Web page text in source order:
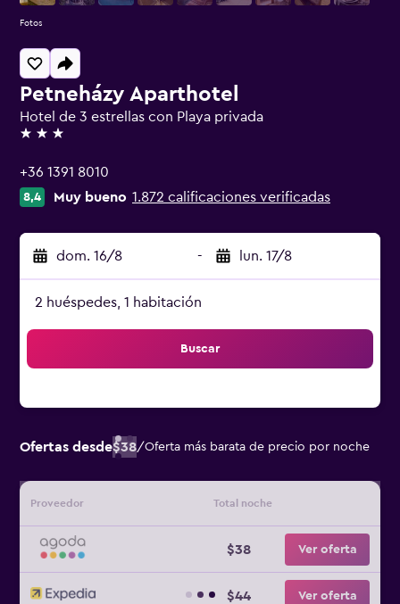
Petneházy Aparthotel
Hotel de 3 estrellas con Playa privada
3 estrellas
+36 1391 8010
8,4 Muy bueno 1.872 calificaciones verificadas
dom. 16/8 - lun. 17/8
2 huéspedes, 1 habitación
Buscar
Ofertas desde$38/Oferta más barata de precio por noche
Proveedor Total noche
$38 Ver oferta
$44 Ver oferta
Fotos